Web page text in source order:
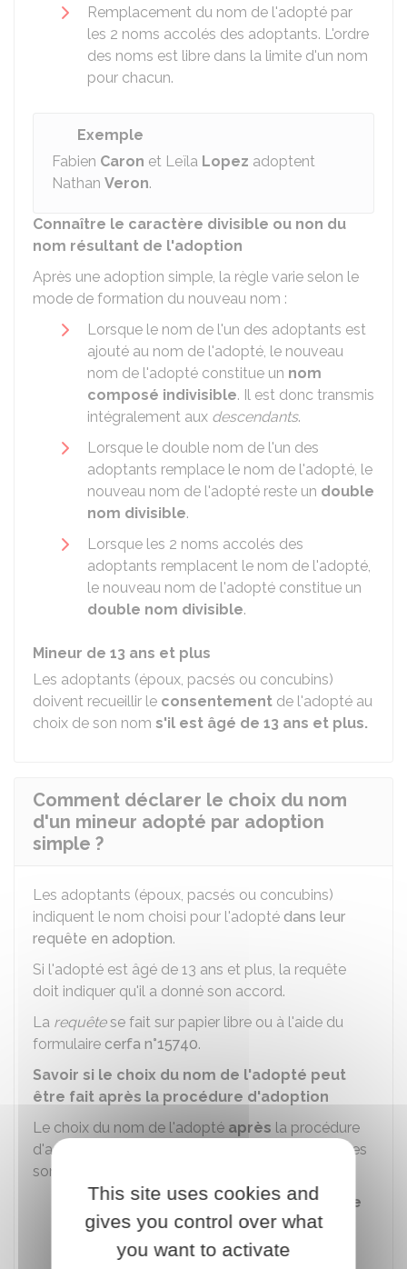
Remplacement du nom de l'adopté par
les 2 noms accolés des adoptants. L'ordre
des noms est libre dans la limite d'un nom
pour chacun.
Exemple
Fabien Caron et Leïla Lopez adoptent
Nathan Veron.
Connaître le caractère divisible ou non du
nom résultant de l'adoption
Après une adoption simple, la règle varie selon le
mode de formation du nouveau nom :
Lorsque le nom de l'un des adoptants est
ajouté au nom de l'adopté, le nouveau
nom de l'adopté constitue un nom
composé indivisible. Il est donc transmis
intégralement aux descendants.
Lorsque le double nom de l'un des
adoptants remplace le nom de l'adopté, le
nouveau nom de l'adopté reste un double
nom divisible.
Lorsque les 2 noms accolés des
adoptants remplacent le nom de l'adopté,
le nouveau nom de l'adopté constitue un
double nom divisible.
Mineur de 13 ans et plus
Les adoptants (époux, pacsés ou concubins)
doivent recueillir le consentement de l'adopté au
choix de son nom s'il est âgé de 13 ans et plus.
Comment déclarer le choix du nom
d'un mineur adopté par adoption
simple ?
Les adoptants (époux, pacsés ou concubins)
indiquent le nom choisi pour l'adopté dans leur
requête en adoption.
Si l'adopté est âgé de 13 ans et plus, la requête
doit indiquer qu'il a donné son accord.
La requêtese fait sur papier libre ou à l'aide du
formulaire cerfa n°15740.
Savoir si le choix du nom de l'adopté peut
être fait après la procédure d'adoption
Le choix du nom de l'adopté après la procédure
d'adoption est possible si les conditions suivantes
sont remplies :
Les adoptants souhaitentremplacer le
nom de l'adopté par leur nom
(substitution)
This site uses cookies and
gives you control over what
you want to activate